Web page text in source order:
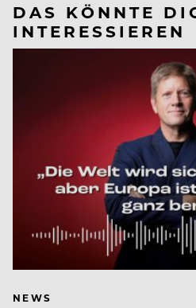
DAS KÖNNTE
INTERESSIEREN
NEWS